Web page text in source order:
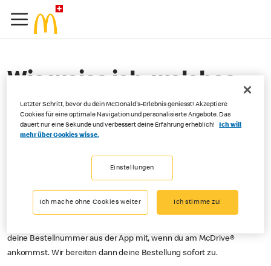
Wie weiss ich, welches
meine Order&Pay-
Bestellung ist?
Wenn du dein Menu an der Theke abholen möchtest, dann vergleiche
Bildschirm oberhalb der Theke.
deine Bestellnummer aus der App mit, wenn du am McDrive®
ankommst. Wir bereiten dann deine Bestellung sofort zu.
Letzter Schritt, bevor du dein McDonald's-Erlebnis geniesst! Akzeptiere
Cookies für eine optimale Navigation und personalisierte Angebote. Das
dauert nur eine Sekunde und verbessert deine Erfahrung erheblich!
Ich will
mehr über Cookies wisse.
Einstellungen
Ich mache ohne Cookies weiter Ich stimme zu!